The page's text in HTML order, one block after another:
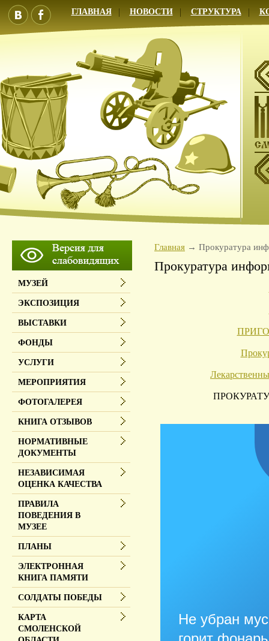
ГЛАВНАЯ НОВОСТИ СТРУКТУРА
Главная Прокуратура
Прокуратура
Не убран
МУЗЕЙ
ЭКСПОЗИЦИЯ
ВЫСТАВКИ
ФОНДЫ
УСЛУГИ
МЕРОПРИЯТИЯ
ФОТОГАЛЕРЕЯ
КНИГА ОТЗЫВОВ
НОРМАТИВНЫЕ
ДОКУМЕНТЫ
НЕЗАВИСИМАЯ
ОЦЕНКА КАЧЕСТВА
ПРАВИЛА
ПОВЕДЕНИЯ В
МУЗЕЕ
ПЛАНЫ
ЭЛЕКТРОННАЯ
КНИГА ПАМЯТИ
СОЛДАТЫ ПОБЕДЫ
КАРТА
СМОЛЕНСКОЙ